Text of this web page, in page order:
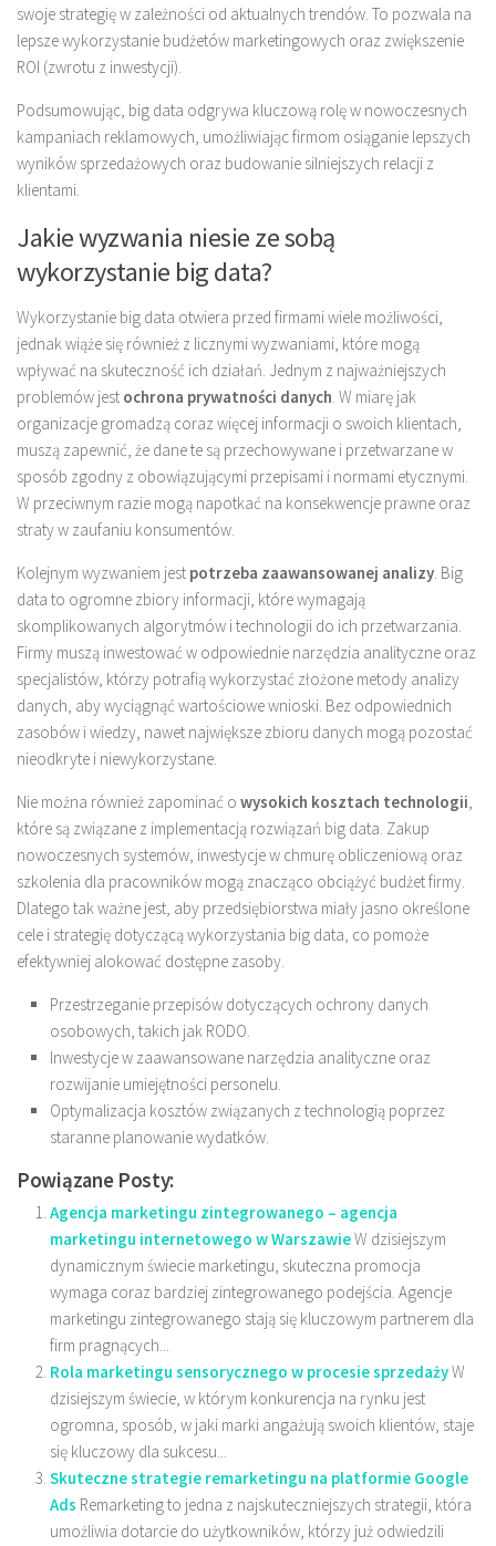
swoje strategię w zależności od aktualnych trendów. To pozwala na
lepsze wykorzystanie budżetów marketingowych oraz zwiększenie
ROI (zwrotu z inwestycji).
Podsumowując, big data odgrywa kluczową rolę w nowoczesnych
kampaniach reklamowych, umożliwiając firmom osiąganie lepszych
wyników sprzedażowych oraz budowanie silniejszych relacji z
klientami.
Jakie wyzwania niesie ze sobą
wykorzystanie big data?
Wykorzystanie big data otwiera przed firmami wiele możliwości,
jednak wiąże się również z licznymi wyzwaniami, które mogą
wpływać na skuteczność ich działań. Jednym z najważniejszych
problemów jest ochrona prywatności danych. W miarę jak
organizacje gromadzą coraz więcej informacji o swoich klientach,
muszą zapewnić, że dane te są przechowywane i przetwarzane w
sposób zgodny z obowiązującymi przepisami i normami etycznymi.
W przeciwnym razie mogą napotkać na konsekwencje prawne oraz
straty w zaufaniu konsumentów.
Kolejnym wyzwaniem jest potrzeba zaawansowanej analizy. Big
data to ogromne zbiory informacji, które wymagają
skomplikowanych algorytmów i technologii do ich przetwarzania.
Firmy muszą inwestować w odpowiednie narzędzia analityczne oraz
specjalistów, którzy potrafią wykorzystać złożone metody analizy
danych, aby wyciągnąć wartościowe wnioski. Bez odpowiednich
zasobów i wiedzy, nawet największe zbioru danych mogą pozostać
nieodkryte i niewykorzystane.
Nie można również zapominać o wysokich kosztach technologii,
które są związane z implementacją rozwiązań big data. Zakup
nowoczesnych systemów, inwestycje w chmurę obliczeniową oraz
szkolenia dla pracowników mogą znacząco obciążyć budżet firmy.
Dlatego tak ważne jest, aby przedsiębiorstwa miały jasno określone
cele i strategię dotyczącą wykorzystania big data, co pomoże
efektywniej alokować dostępne zasoby.
Przestrzeganie przepisów dotyczących ochrony danych
osobowych, takich jak RODO.
Inwestycje w zaawansowane narzędzia analityczne oraz
rozwijanie umiejętności personelu.
Optymalizacja kosztów związanych z technologią poprzez
staranne planowanie wydatków.
Powiązane Posty:
Agencja marketingu zintegrowanego – agencja
marketingu internetowego w WarszawieW dzisiejszym
dynamicznym świecie marketingu, skuteczna promocja
wymaga coraz bardziej zintegrowanego podejścia. Agencje
marketingu zintegrowanego stają się kluczowym partnerem dla
firm pragnących...
Rola marketingu sensorycznego w procesie sprzedażyW
dzisiejszym świecie, w którym konkurencja na rynku jest
ogromna, sposób, w jaki marki angażują swoich klientów, staje
się kluczowy dla sukcesu...
Skuteczne strategie remarketingu na platformie Google
Ads Remarketing to jedna z najskuteczniejszych strategii, która
umożliwia dotarcie do użytkowników, którzy już odwiedzili